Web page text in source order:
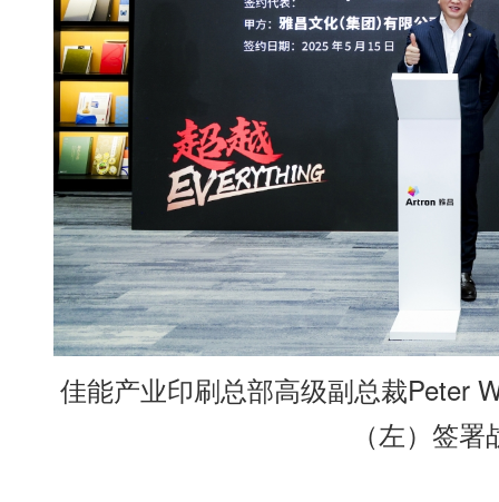
佳能产业印刷总部高级副总裁Peter
（左）签